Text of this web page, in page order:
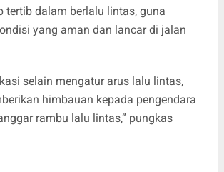
tertib dalam berlalu lintas, guna
yang aman dan lancar di jalan
selain mengatur arus lalu lintas,
himbauan kepada pengendara
rambu lalu lintas,” pungkas